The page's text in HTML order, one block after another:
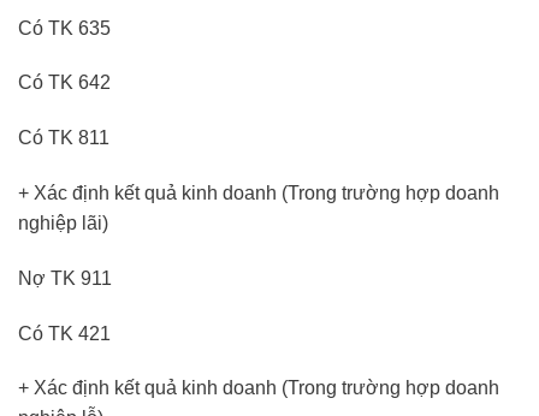
Có TK 635
Có TK 642
Có TK 811
+ Xác định kết quả kinh doanh (Trong trường hợp doanh
nghiệp lãi)
Nợ TK 911
Có TK 421
+ Xác định kết quả kinh doanh (Trong trường hợp doanh